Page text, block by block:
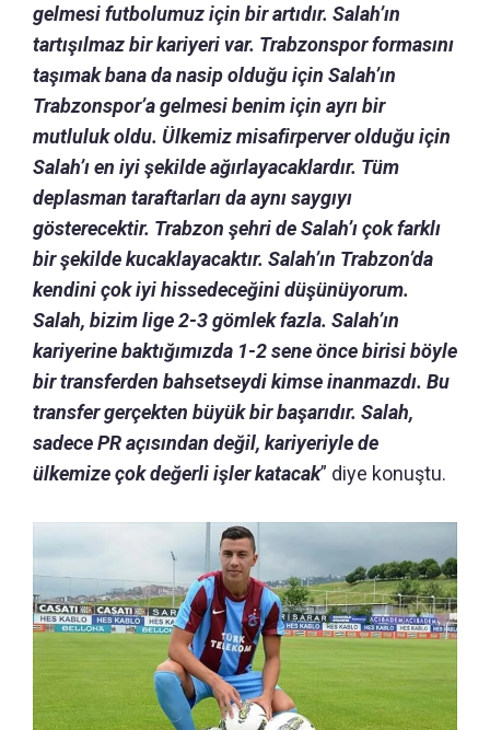
gelmesi futbolumuz için bir artıdır. Salah’ın
tartışılmaz bir kariyeri var. Trabzonspor formasını
taşımak bana da nasip olduğu için Salah’ın
Trabzonspor’a gelmesi benim için ayrı bir
mutluluk oldu. Ülkemiz misafirperver olduğu için
Salah’ı en iyi şekilde ağırlayacaklardır. Tüm
deplasman taraftarları da aynı saygıyı
gösterecektir. Trabzon şehri de Salah’ı çok farklı
bir şekilde kucaklayacaktır. Salah’ın Trabzon’da
kendini çok iyi hissedeceğini düşünüyorum.
Salah, bizim lige 2-3 gömlek fazla. Salah’ın
kariyerine baktığımızda 1-2 sene önce birisi böyle
bir transferden bahsetseydi kimse inanmazdı. Bu
transfer gerçekten büyük bir başarıdır. Salah,
sadece PR açısından değil, kariyeriyle de
ülkemize çok değerli işler katacak” diye konuştu.